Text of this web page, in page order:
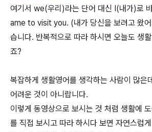
여기서 we(우리)라는 단어 대신 I(내가)로
ame to visit you. (내가 당신을 보려고 왔
습니다. 반복적으로 따라 하시면 오늘도 생
죠?
복잡하게 생활영어를 생각하는 사람이 많은
어려운 것이 아니랍니다.
이렇게 동영상으로 보시는 것 처럼 생활에
를 직접 보시고 따라 하시다 보면 자연스럽